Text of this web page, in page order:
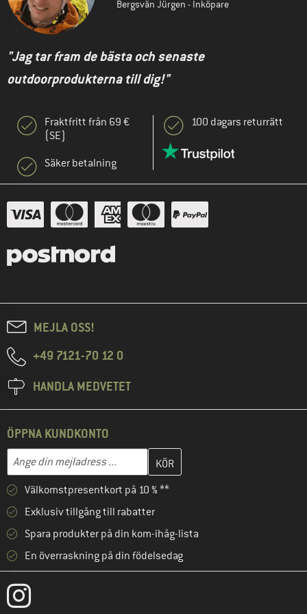
Bergsvän Jürgen - Inköpare
"Jag tar fram de bästa och senaste
outdoorprodukterna till dig!"
Fraktfritt från 69 €
(SE)
Säker betalning
100 dagars returrätt
MEJLA OSS!
+49 7121-70 12 0
HANDLA MEDVETET
ÖPPNA KUNDKONTO
Mejladress
Skriv in din e-postadress här och skapa ditt kundkonto i nästa
Välkomstpresentkort på 10 % **
Exklusiv tillgång till rabatter
Spara produkter på din kom-ihåg-lista
En överraskning på din födelsedag